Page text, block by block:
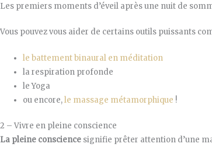
Les premiers moments d’éveil après une nuit de
Vous pouvez vous aider de certains outils puissants
le battement binaural en méditation
la respiration profonde
le Yoga
ou encore,le massage métamorphique !
2 – Vivre en pleine conscience
La pleine conscience signifie prêter attention d’une